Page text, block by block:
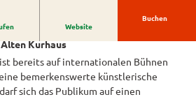
Wiefelstede
Wanderwege
Service
Alle Themen
Park der Gärten
Rhododendron
Rhododendronblüte
Landschaftsfenster
Themen
Sehenswürdigkeiten
Freizeit
Alle
Veranstaltungen
& Führungen
Übersicht
Veranstaltungskalender
Service
Website
Buchen
und Romantik: J. Konstantin
Kurhaus
bereits auf internationalen Bühnen
bemerkenswerte künstlerische
sich das Publikum auf einen